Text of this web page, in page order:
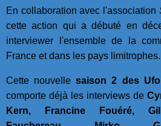
En collaboration avec l'association
cette action qui a débuté en
interviewer l'ensemble de la
France et dans les pays limitrophes.
Cette nouvellesaison 2 des
comporte déjà les interviews de
Kern, Francine Fouéré,